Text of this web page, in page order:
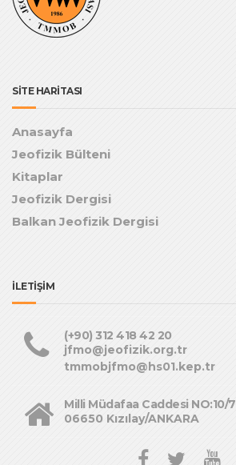
SİTE HARİTASI
Anasayfa
Jeofizik Bülteni
Kitaplar
Jeofizik Dergisi
Balkan Jeofizik Dergisi
İLETİŞİM
(+90) 312 418 42 20
jfmo@jeofizik.org.tr
tmmobjfmo@hs01.kep.tr
Milli Müdafaa Caddesi NO:10/7
06650 Kızılay/ANKARA